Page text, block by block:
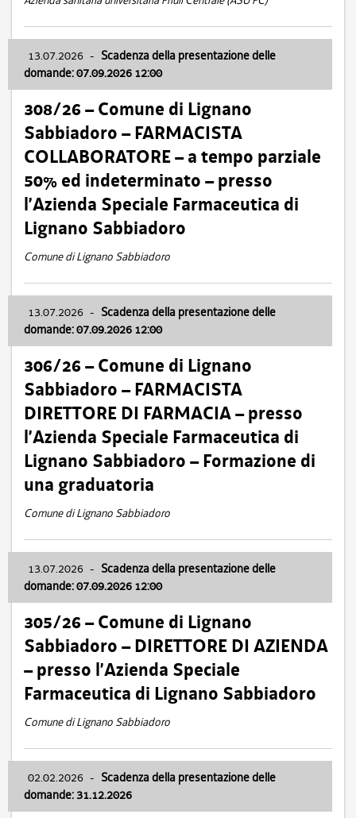
13.07.2026 - Scadenza della presentazione delle
domande: 07.09.2026 12:00
308/26 – Comune di Lignano
Sabbiadoro – FARMACISTA
COLLABORATORE – a tempo parziale
50% ed indeterminato – presso
l’Azienda Speciale Farmaceutica di
Lignano Sabbiadoro
Comune di Lignano Sabbiadoro
13.07.2026 - Scadenza della presentazione delle
domande: 07.09.2026 12:00
306/26 – Comune di Lignano
Sabbiadoro – FARMACISTA
DIRETTORE DI FARMACIA – presso
l’Azienda Speciale Farmaceutica di
Lignano Sabbiadoro – Formazione di
una graduatoria
Comune di Lignano Sabbiadoro
13.07.2026 - Scadenza della presentazione delle
domande: 07.09.2026 12:00
305/26 – Comune di Lignano
Sabbiadoro – DIRETTORE DI AZIENDA
– presso l’Azienda Speciale
Farmaceutica di Lignano Sabbiadoro
Comune di Lignano Sabbiadoro
02.02.2026 - Scadenza della presentazione delle
domande: 31.12.2026